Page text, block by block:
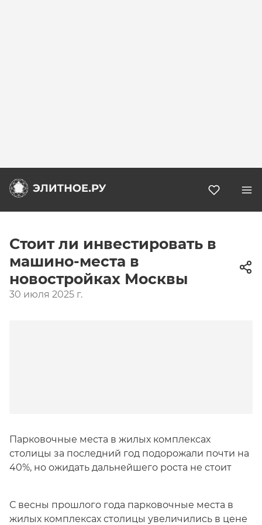
Стоит ли инвестировать в
машино-места в
новостройках Москвы
30 июля 2025 г.
Парковочные места в жилых комплексах
столицы за последний год подорожали почти на
40%, но ожидать дальнейшего роста не стоит
С весны прошлого года парковочные места в
жилых комплексах столицы увеличились в цене